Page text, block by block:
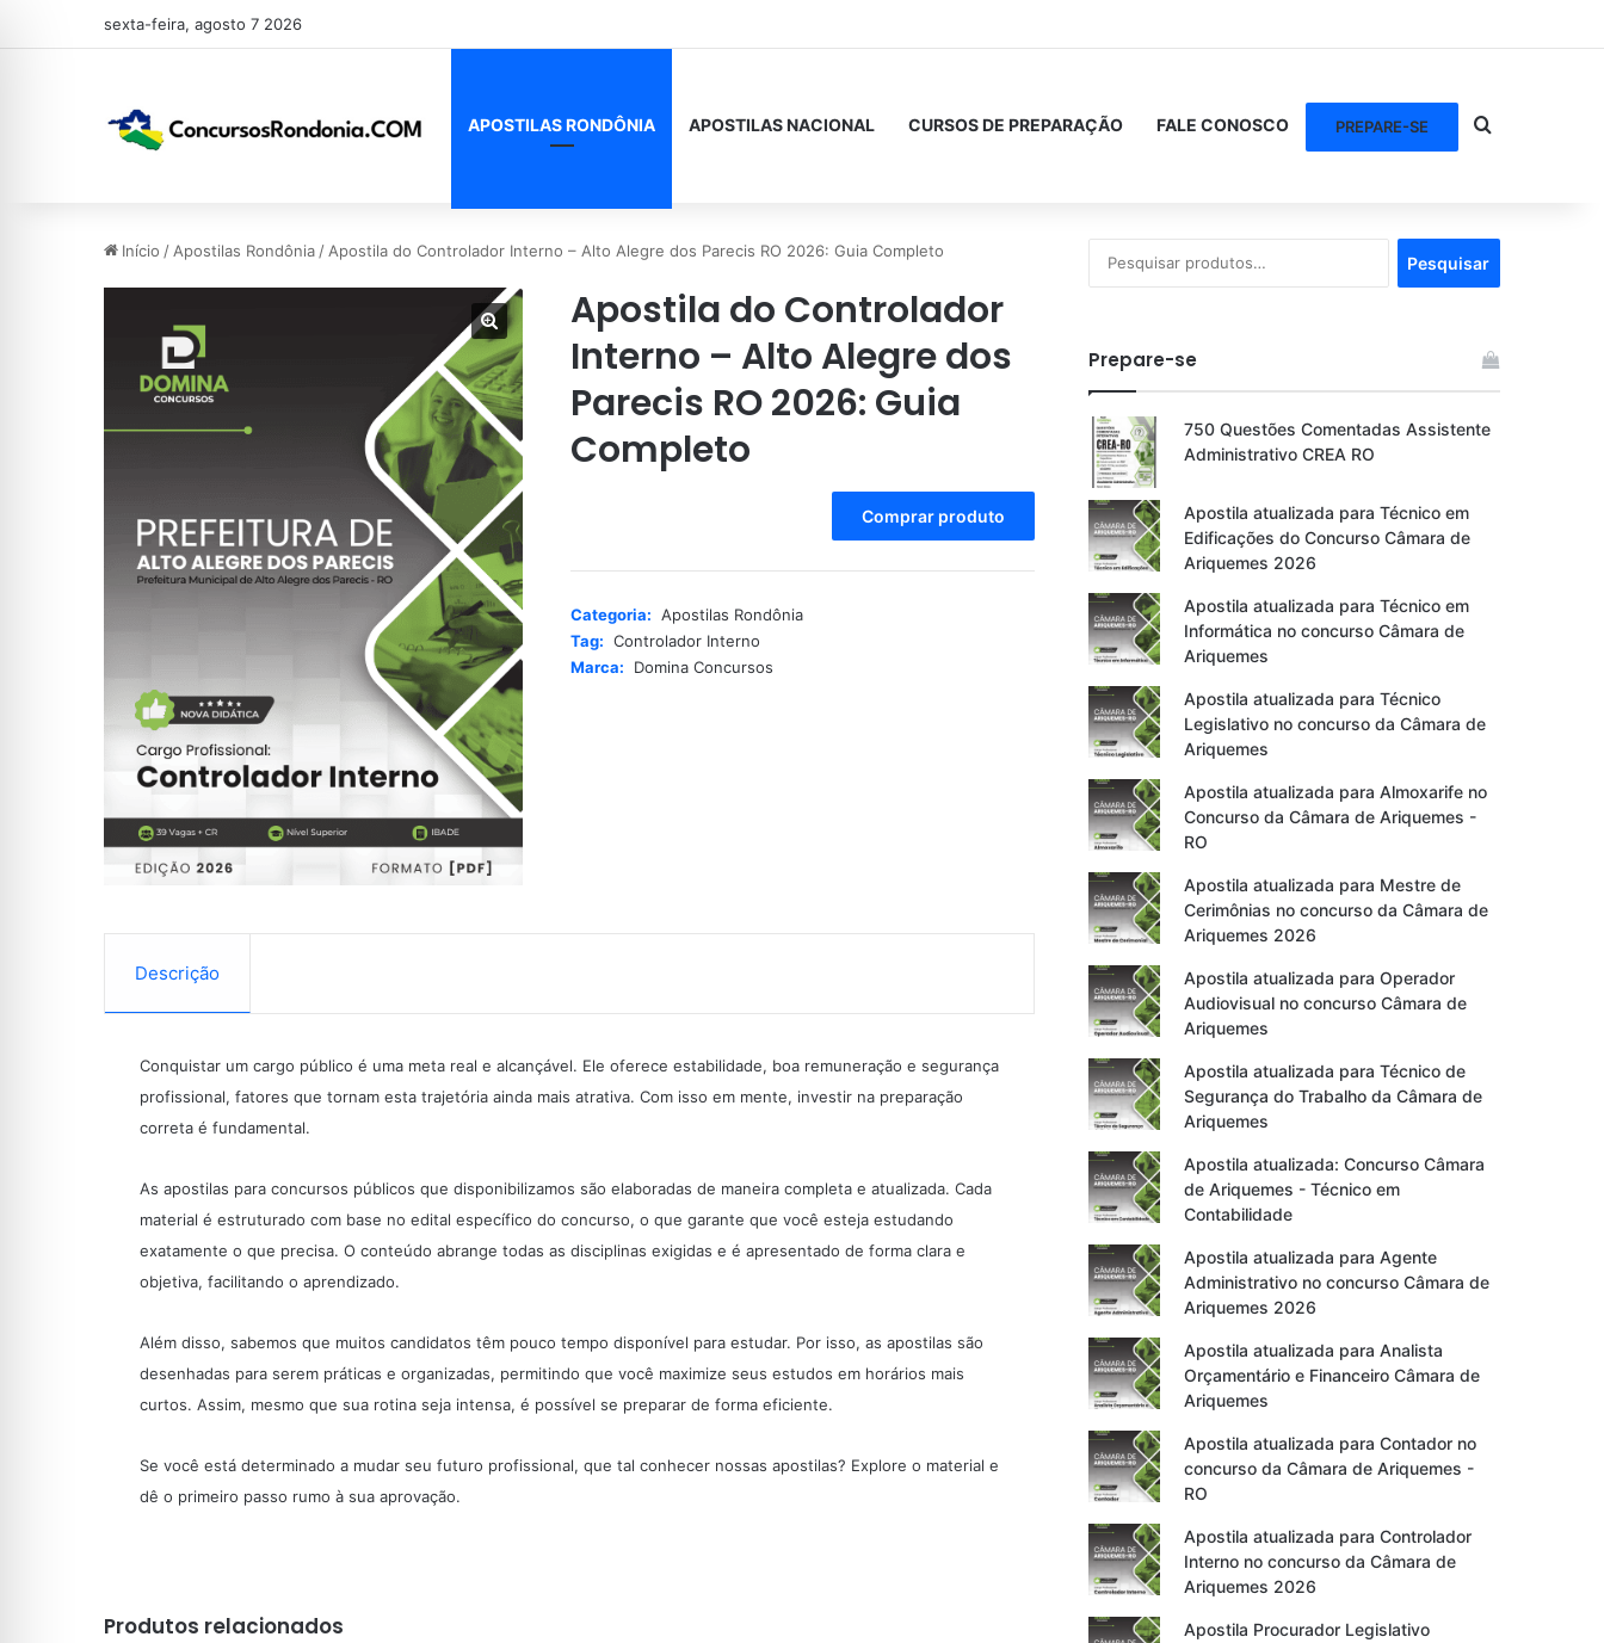
sexta-feira, agosto 7 2026
APOSTILAS RONDÔNIA APOSTILAS NACIONAL CURSOS DE PREPARAÇÃO FALE CONOSCO PREPARE-SE Procurar por
Início / Apostilas Rondônia / Apostila do Controlador Interno – Alto Alegre dos Parecis RO 2026: Guia Completo
Apostila do Controlador
Interno – Alto Alegre dos
Parecis RO 2026: Guia
Completo
Comprar produto
t
Categoria: Apostilas Rondônia
Tag: Controlador Interno
Marca:
Domina Concursos
Descrição
Conquistar um cargo público é uma meta real e alcançável. Ele oferece estabilidade, boa remuneração e segurança
profissional, fatores que tornam esta trajetória ainda mais atrativa. Com isso em mente, investir na preparação
correta é fundamental.
As apostilas para concursos públicos que disponibilizamos são elaboradas de maneira completa e atualizada. Cada
material é estruturado com base no edital específico do concurso, o que garante que você esteja estudando
exatamente o que precisa. O conteúdo abrange todas as disciplinas exigidas e é apresentado de forma clara e
objetiva, facilitando o aprendizado.
Além disso, sabemos que muitos candidatos têm pouco tempo disponível para estudar. Por isso, as apostilas são
desenhadas para serem práticas e organizadas, permitindo que você maximize seus estudos em horários mais
curtos. Assim, mesmo que sua rotina seja intensa, é possível se preparar de forma eficiente.
Se você está determinado a mudar seu futuro profissional, que tal conhecer nossas apostilas? Explore o material e
dê o primeiro passo rumo à sua aprovação.
Produtos relacionados
por:
Pesquisar
Prepare-se
750 Questões Comentadas Assistente
Administrativo CREA RO
Apostila atualizada para Técnico em
Edificações do Concurso Câmara de
Ariquemes 2026
Apostila atualizada para Técnico em
Informática no concurso Câmara de
Ariquemes
Apostila atualizada para Técnico
Legislativo no concurso da Câmara de
Ariquemes
Apostila atualizada para Almoxarife no
Concurso da Câmara de Ariquemes -
RO
Apostila atualizada para Mestre de
Cerimônias no concurso da Câmara de
Ariquemes 2026
Apostila atualizada para Operador
Audiovisual no concurso Câmara de
Ariquemes
Apostila atualizada para Técnico de
Segurança do Trabalho da Câmara de
Ariquemes
Apostila atualizada: Concurso Câmara
de Ariquemes - Técnico em
Contabilidade
Apostila atualizada para Agente
Administrativo no concurso Câmara de
Ariquemes 2026
Apostila atualizada para Analista
Orçamentário e Financeiro Câmara de
Ariquemes
Apostila atualizada para Contador no
concurso da Câmara de Ariquemes -
RO
Apostila atualizada para Controlador
Interno no concurso da Câmara de
Ariquemes 2026
Apostila Procurador Legislativo